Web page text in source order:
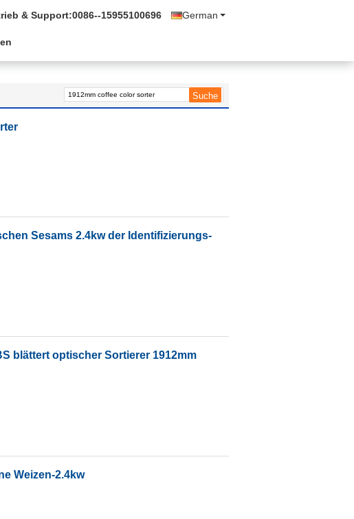
German
& Support:0086--15955100696
Sesams 2.4kw der Identifizierungs-
blättert optischer Sortierer 1912mm
Weizen-2.4kw